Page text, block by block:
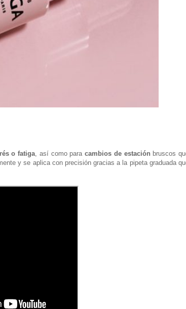
o fatiga , así como paracambios de estación bruscos
y se aplica con precisión gracias a la pipeta graduada